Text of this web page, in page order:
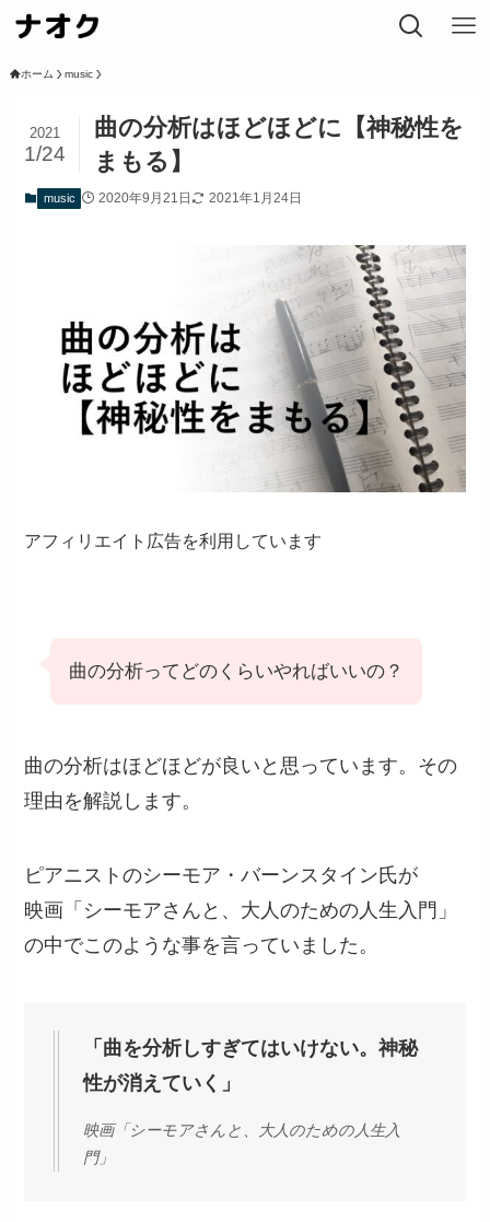
ホーム music
曲の分析はほどほどに【神秘性を
まもる】
2021
1/24
music 2020年9月21日 2021年1月24日
アフィリエイト広告を利用しています
曲の分析ってどのくらいやればいいの？
曲の分析はほどほどが良いと思っています。その
理由を解説します。
ピアニストのシーモア・バーンスタイン氏が
映画「シーモアさんと、大人のための人生入門」
の中でこのような事を言っていました。
「曲を分析しすぎてはいけない。神秘
性が消えていく」
映画「シーモアさんと、大人のための人生入
門」